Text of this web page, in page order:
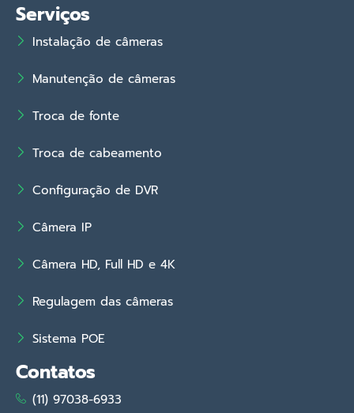
Serviços
Instalação de câmeras
Manutenção de câmeras
Troca de fonte
Troca de cabeamento
Configuração de DVR
Câmera IP
Câmera HD, Full HD e 4K
Regulagem das câmeras
Sistema POE
Contatos
(11) 97038-6933